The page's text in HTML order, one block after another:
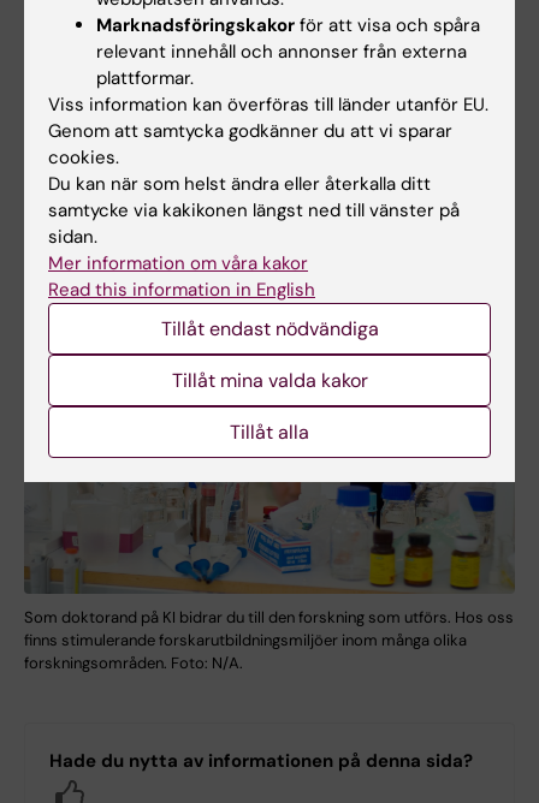
Doktorandplats inom spatial transkriptomik, bioinformatik
och cancerimmunologi som en del av det nationella
DDLS-doktorandprogrammet
Institution:Institutionen för medicin, Solna
Sista ansökningsdag: 2026-08-31
Alla lediga anställningar
Prenumerera på lediga jobb
Som doktorand på KI bidrar du till den forskning som utförs. Hos oss
finns stimulerande forskarutbildningsmiljöer inom många olika
forskningsområden. Foto: N/A.
Hade du nytta av informationen på denna sida?
Marknadsföringskakor för att visa och spåra
relevant innehåll och annonser från externa
plattformar.
Viss information kan överföras till länder utanför EU.
Genom att samtycka godkänner du att vi sparar
cookies.
Du kan när som helst ändra eller återkalla ditt
samtycke via kakikonen längst ned till vänster på
sidan.
Mer information om våra kakor
Read this information in English
Tillåt endast nödvändiga
Tillåt mina valda kakor
Tillåt alla